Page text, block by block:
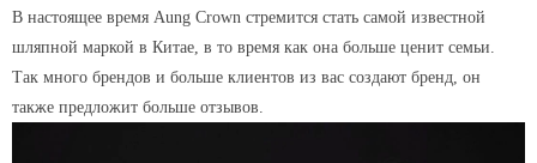
В настоящее время Aung Crown стремится стать самой известной
шляпной маркой в ​​Китае, в то время как она больше ценит семьи.
Так много брендов и больше клиентов из вас создают бренд, он
также предложит больше отзывов.